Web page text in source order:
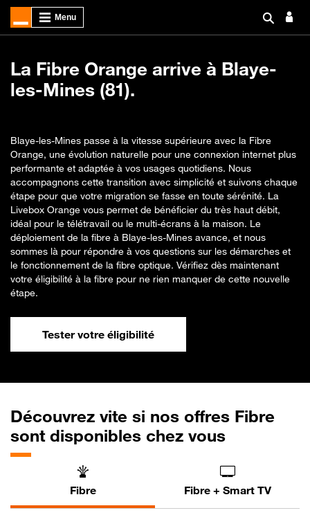
La Fibre Orange arrive à Blaye-
les-Mines (81).
Blaye-les-Mines passe à la vitesse supérieure avec la Fibre
Orange, une évolution naturelle pour une connexion internet plus
performante et adaptée à vos usages quotidiens. Nous
accompagnons cette transition avec simplicité et suivons chaque
étape pour que votre migration se fasse en toute sérénité. La
Livebox Orange vous permet de bénéficier du très haut débit,
idéal pour le télétravail ou le multi-écrans à la maison. Le
déploiement de la fibre à Blaye-les-Mines avance, et nous
sommes là pour répondre à vos questions sur les démarches et
le fonctionnement de la fibre optique. Vérifiez dès maintenant
votre éligibilité à la fibre pour ne rien manquer de cette nouvelle
étape.
Tester votre éligibilité
Découvrez vite si nos offres Fibre
sont disponibles chez vous
Fibre Fibre + Smart TV